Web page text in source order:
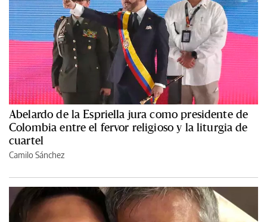
Abelardo de la Espriella jura como presidente de
Colombia entre el fervor religioso y la liturgia de
cuartel
Camilo Sánchez